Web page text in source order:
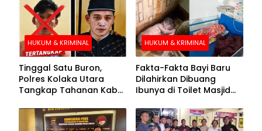
HUKUM & KRIMINAL
Tinggal Satu Buron,
Polres Kolaka Utara
Tangkap Tahanan Kabur
Pengejaran
HUKUM & KRIMINAL
Fakta-Fakta Bayi Baru
Dilahirkan Dibuang
Ibunya di Toilet Masjid